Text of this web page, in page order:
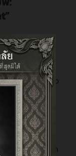
SEที่
ว:
เพียงคลิกเดียว
มใช้งานทันที
กนเอกสารส่ง
งคุณ หรือส่งเข้า